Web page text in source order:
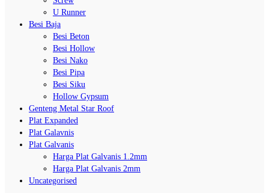
U Runner
Besi Baja
Besi Beton
Besi Hollow
Besi Nako
Besi Pipa
Besi Siku
Hollow Gypsum
Genteng Metal Star Roof
Plat Expanded
Plat Galavnis
Plat Galvanis
Harga Plat Galvanis 1.2mm
Harga Plat Galvanis 2mm
Uncategorised